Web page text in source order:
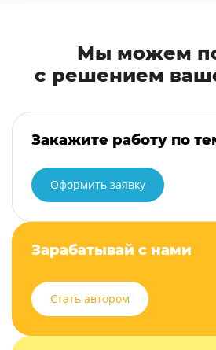
Мы можем
с решением
Закажите работу по
Оформить заявку
Зарабатывай с нами
Стать автором